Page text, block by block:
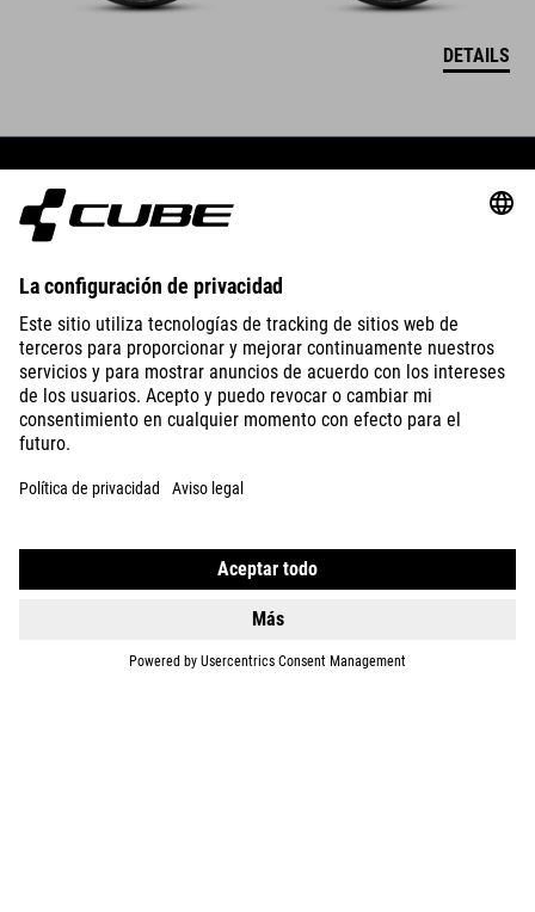
DETAILS
BIKES
E-BIKES
KIDS
GEAR
EQUIPMENT